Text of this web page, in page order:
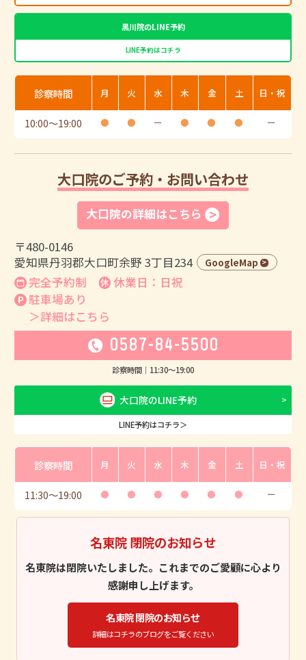
黒川院のLINE予約
LINE予約はコチラ
診察時間 月 火 水 木 金 土 日・祝
10:00〜19:00 ● ● ー ● ● ● ー
大口院のご予約・お問い合わせ
大口院の詳細はこちら
〒480-0146
愛知県丹羽郡大口町余野 3丁目234
GoogleMap
完全予約制
休業日：日祝
駐車場あり
＞詳細はこちら
0587-84-5500
診察時間｜ 11:30〜19:00
大口院のLINE予約
LINE予約はコチラ＞
診察時間 月 火 水 木 金 土 日・祝
11:30〜19:00 ● ● ● ● ● ● ー
名東院 閉院のお知らせ
名東院は閉院いたしました。これまでのご愛顧に心より
感謝申し上げます。
名東院 閉院のお知らせ
詳細はコチラのブログをご覧ください